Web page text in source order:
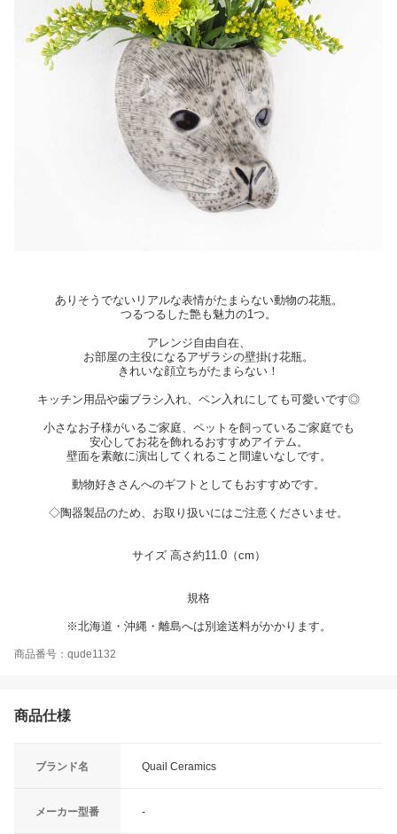
ありそうでないリアルな表情がたまらない動物の花瓶。
つるつるした艶も魅力の1つ。
アレンジ自由自在、
お部屋の主役になるアザラシの壁掛け花瓶。
きれいな顔立ちがたまらない！
キッチン用品や歯ブラシ入れ、ペン入れにしても可愛いです◎
小さなお子様がいるご家庭、ペットを飼っているご家庭でも
安心してお花を飾れるおすすめアイテム。
壁面を素敵に演出してくれること間違いなしです。
動物好きさんへのギフトとしてもおすすめです。
◇陶器製品のため、お取り扱いにはご注意くださいませ。
サイズ 高さ約11.0（cm）
規格
※北海道・沖縄・離島へは別途送料がかかります。
商品番号：qude1132
商品仕様
ブランド名 Quail Ceramics
メーカー型番 -